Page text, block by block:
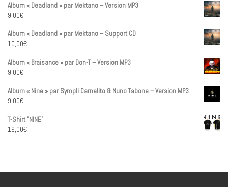
Album « Deadland » par Mektano – Version MP3
9,00€
Album « Deadland » par Mektano – Support CD
10,00€
Album « Braisance » par Don-T – Version MP3
9,00€
Album « Nine » par Sympli Carnalito & Nuno Tabone – Version MP3
9,00€
T-Shirt "NINE"
19,00€